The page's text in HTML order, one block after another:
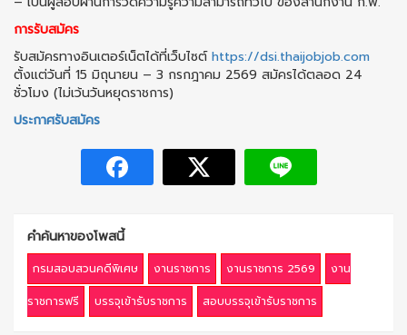
การรับสมัคร
รับสมัครทางอินเตอร์เน็ตได้ที่เว็บไซต์https://dsi.thaijobjob.com
ตั้งแต่วันที่ 15 มิถุนายน – 3 กรกฎาคม 2569 สมัครได้ตลอด 24
ชั่วโมง (ไม่เว้นวันหยุดราชการ)
ประกาศรับสมัคร
คำค้นหาของโพสนี้
กรมสอบสวนคดีพิเศษ งานราชการ งานราชการ 2569
งาน
ราชการฟรี
บรรจุเข้ารับราชการ สอบบรรจุเข้ารับราชการ